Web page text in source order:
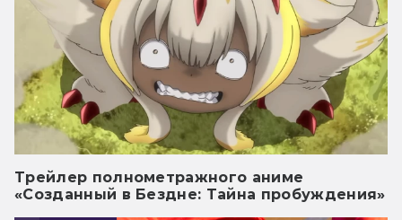
Трейлер полнометражного аниме
«Созданный в Бездне: Тайна пробуждения»